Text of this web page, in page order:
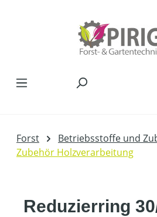
Forst
Betriebsstoffe und
Zubehör Holzverarbeitung
Reduzierring